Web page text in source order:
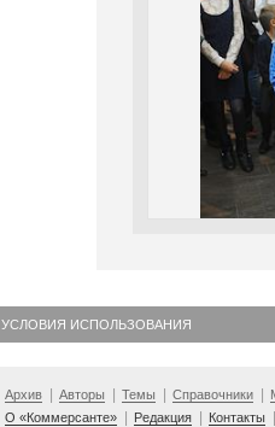
УСЛОВИЯ ИСПОЛЬЗОВАНИЯ
Архив Авторы Темы Справочники
О «Коммерсанте»
Редакция Контакты